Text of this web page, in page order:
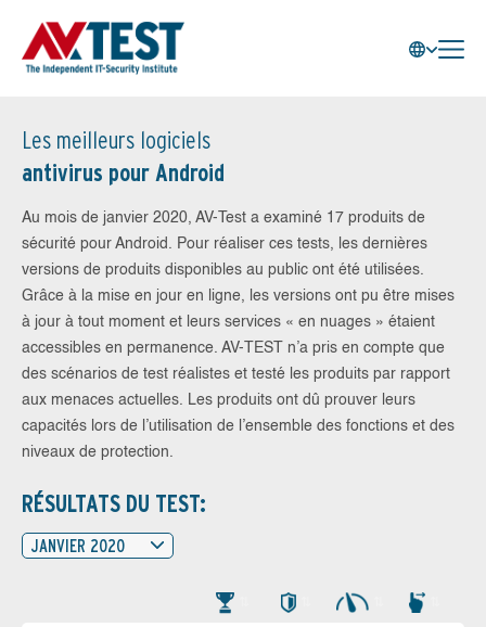
Les meilleurs logiciels
antivirus pour Android
Au mois de janvier 2020, AV-Test a examiné 17 produits de
sécurité pour Android. Pour réaliser ces tests, les dernières
versions de produits disponibles au public ont été utilisées.
Grâce à la mise en jour en ligne, les versions ont pu être mises
à jour à tout moment et leurs services « en nuages » étaient
accessibles en permanence. AV-TEST n’a pris en compte que
des scénarios de test réalistes et testé les produits par rapport
aux menaces actuelles. Les produits ont dû prouver leurs
capacités lors de l’utilisation de l’ensemble des fonctions et des
niveaux de protection.
RÉSULTATS DU TEST:
JANVIER 2020